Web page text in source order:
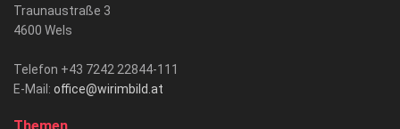
Traunaustraße 3
4600 Wels
Telefon +43 7242 22844-111
E-Mail: office@wirimbild.at